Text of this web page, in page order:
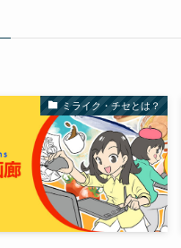
ミライク・チセとは？